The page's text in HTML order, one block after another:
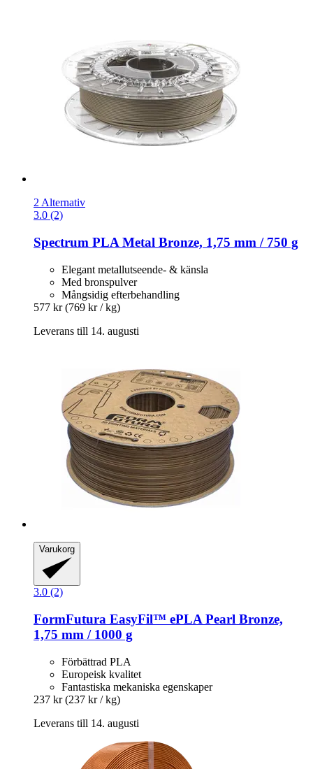
2 Alternativ
3.0 (2)
Spectrum PLA Metal Bronze, 1,75 mm / 750 g
Elegant metallutseende- & känsla
Med bronspulver
Mångsidig efterbehandling
577 kr (769 kr / kg)
Leverans till 14. augusti
Varukorg
3.0 (2)
FormFutura EasyFil™ ePLA Pearl Bronze,
1,75 mm / 1000 g
Förbättrad PLA
Europeisk kvalitet
Fantastiska mekaniska egenskaper
237 kr (237 kr / kg)
Leverans till 14. augusti